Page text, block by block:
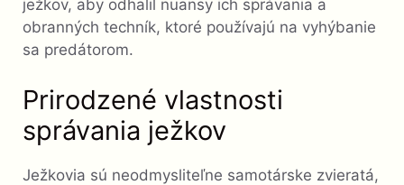
ježkov, aby odhalil nuansy ich správania a
obranných techník, ktoré používajú na vyhýbanie
sa predátorom.
Prirodzené vlastnosti
správania ježkov
Ježkovia sú neodmysliteľne samotárske zvieratá,